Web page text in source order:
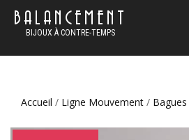
BALANCEMENT
BIJOUX À CONTRE-TEMPS
Accueil / Ligne Mouvement / Bagues